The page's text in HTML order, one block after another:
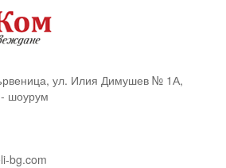
ул. Илия Димушев № 1А,
шоурум
bg.com